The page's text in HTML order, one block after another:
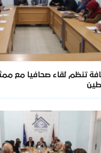
تنظم لقاء صحافيا مع